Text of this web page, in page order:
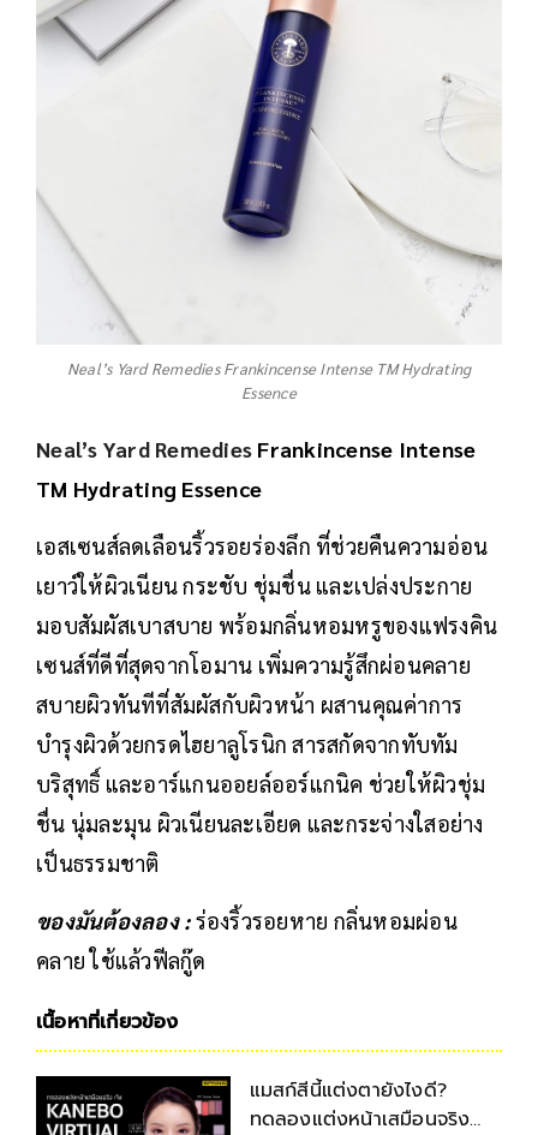
Neal’s Yard Remedies Frankincense Intense TM Hydrating
Essence
Neal’s Yard Remedies Frankincense Intense
TM Hydrating Essence
เอสเซนส์ลดเลือนริ้วรอยร่องลึก ที่ช่วยคืนความอ่อน
เยาว์ให้ผิวเนียน กระชับ ชุ่มชื่น และเปล่งประกาย
มอบสัมผัสเบาสบาย พร้อมกลิ่นหอมหรูของแฟรงคิน
เซนส์ที่ดีที่สุดจากโอมาน เพิ่มความรู้สึกผ่อนคลาย
สบายผิวทันทีที่สัมผัสกับผิวหน้า ผสานคุณค่าการ
บำรุงผิวด้วยกรดไฮยาลูโรนิก สารสกัดจากทับทัม
บริสุทธิ์ และอาร์แกนออยล์ออร์แกนิค ช่วยให้ผิวชุ่ม
ชื่น นุ่มละมุน ผิวเนียนละเอียด และกระจ่างใสอย่าง
เป็นธรรมชาติ
ของมันต้องลอง :ร่องริ้วรอยหาย กลิ่นหอมผ่อน
คลาย ใช้แล้วฟีลกู๊ด
เนื้อหาที่เกี่ยวข้อง
แมสก์สีนี้แต่งตายังไงดี?
ทดลองแต่งหน้าเสมือนจริง